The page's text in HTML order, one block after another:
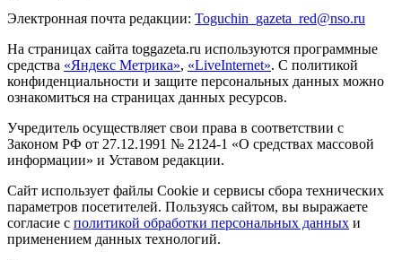
Электронная почта редакции: Toguchin gazeta red@nso.ru
На страницах сайта toggazeta.ru используются программные
средства «Яндекс Метрика», «LiveInternet». С политикой
конфиденциальности и защите персональных данных можно
ознакомиться на страницах данных ресурсов.
Учредитель осуществляет свои права в соответствии с
Законом РФ от 27.12.1991 № 2124-1 «О средствах массовой
информации» и Уставом редакции.
Сайт использует файлы Cookie и сервисы сбора технических
параметров посетителей. Пользуясь сайтом, вы выражаете
согласие с политикой обработки персональных данных и
применением данных технологий.